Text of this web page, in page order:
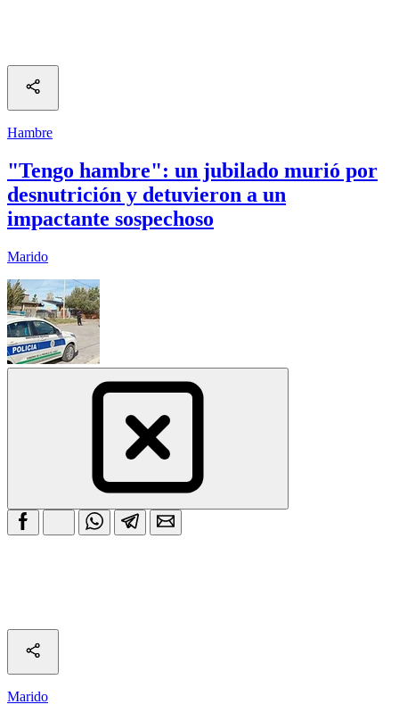
Hambre
"Tengo hambre": un jubilado murió por
desnutrición y detuvieron a un
impactante sospechoso
Marido
Marido